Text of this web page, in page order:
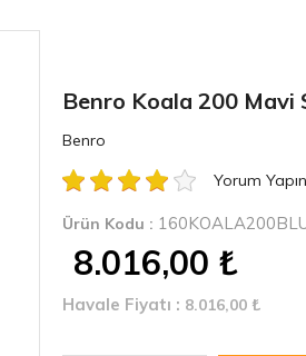
Benro Koala 200 Mavi
Benro
Yorum
Ürün Kodu :
8.016,00 ₺
Havale Fiyatı : 8.016,00 ₺